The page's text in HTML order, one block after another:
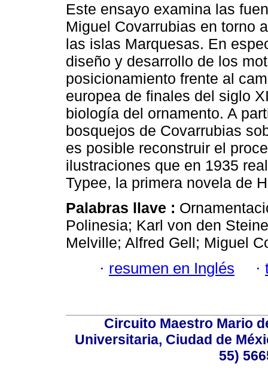
Este ensayo examina las
Miguel Covarrubias en torno
las islas Marquesas. En
diseño y desarrollo de los
posicionamiento frente al
europea de finales del siglo
biología del ornamento. A
bosquejos de Covarrubias
es posible reconstruir el
ilustraciones que en 1935
Typee, la primera novela de
Palabras llave :
Polinesia; Karl von den
Melville; Alfred Gell; Miguel
· resumen en Inglés ·
Circuito Maestro Mario
Universitaria, Ciudad de
55)